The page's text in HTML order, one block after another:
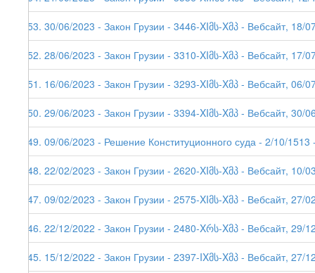
253. 30/06/2023 - Закон Грузии - 3446-XIმს-Xმპ - Вебсайт, 18/
252. 28/06/2023 - Закон Грузии - 3310-XIმს-Xმპ - Вебсайт, 17/
251. 16/06/2023 - Закон Грузии - 3293-XIმს-Xმპ - Вебсайт, 06/
250. 29/06/2023 - Закон Грузии - 3394-XIმს-Xმპ - Вебсайт, 30/
249. 09/06/2023 - Решение Конституционного суда - 2/10/
248. 22/02/2023 - Закон Грузии - 2620-XIმს-Xმპ - Вебсайт, 10/
247. 09/02/2023 - Закон Грузии - 2575-XIმს-Xმპ - Вебсайт, 27/
246. 22/12/2022 - Закон Грузии - 2480-Xრს-Xმპ - Вебсайт, 29/
245. 15/12/2022 - Закон Грузии - 2397-IXმს-Xმპ - Вебсайт, 27/